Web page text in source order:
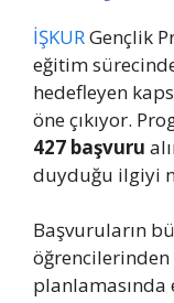
İŞKURGençlik
eğitim
hedefleyen
öne çıkıyor.
427 başvuru
duyduğu ilgiyi
Başvuruların
planlamasında